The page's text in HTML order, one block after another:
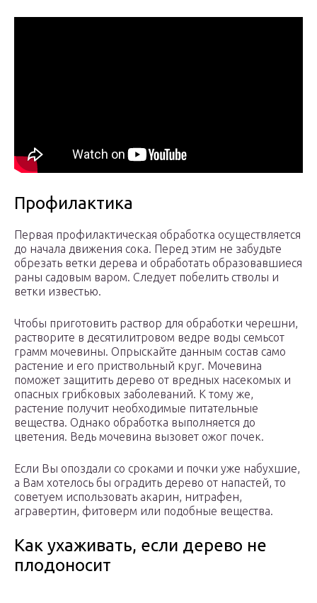
Профилактика
Первая профилактическая обработка осуществляется
до начала движения сока. Перед этим не забудьте
обрезать ветки дерева и обработать образовавшиеся
раны садовым варом. Следует побелить стволы и
ветки известью.
Чтобы приготовить раствор для обработки черешни,
растворите в десятилитровом ведре воды семьсот
грамм мочевины. Опрыскайте данным состав само
растение и его приствольный круг. Мочевина
поможет защитить дерево от вредных насекомых и
опасных грибковых заболеваний. К тому же,
растение получит необходимые питательные
вещества. Однако обработка выполняется до
цветения. Ведь мочевина вызовет ожог почек.
Если Вы опоздали со сроками и почки уже набухшие,
а Вам хотелось бы оградить дерево от напастей, то
советуем использовать акарин, нитрафен,
агравертин, фитоверм или подобные вещества.
Как ухаживать, если дерево не
плодоносит